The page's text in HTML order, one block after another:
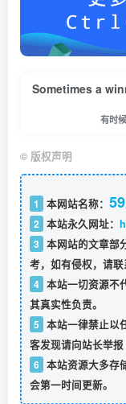
Sometimes a
有时
© 版权声明
1 本网站名称：
2 本站永久网址：
3 本网站的文章部
考，如有侵权，请
4 本站一切资源不
其真实性负责。
5 本站一律禁止以
客发现请向站长举报
6 本站资源大多存
会第一时间更新。